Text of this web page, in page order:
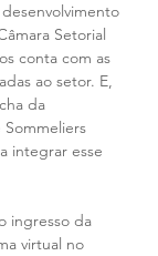
Setorial
conta com as
ao setor. E,
da
Sommeliers
integrar esse
ingresso da
virtual no